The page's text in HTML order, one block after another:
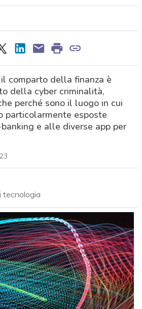
comparto della finanza è
della cyber criminalità,
perché sono il luogo in cui
particolarmente esposte
e alle diverse app per
tecnologia